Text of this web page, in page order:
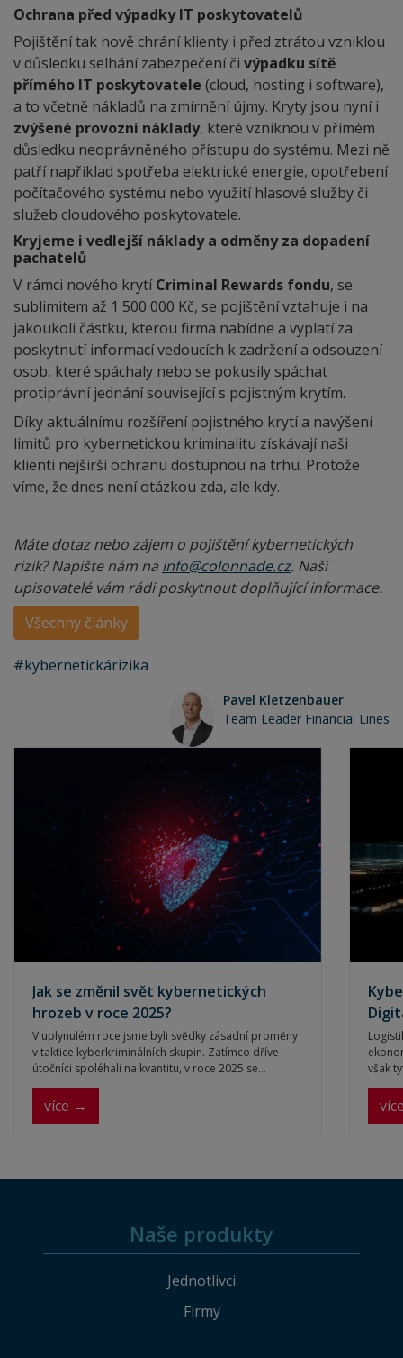
Ochrana před výpadky IT poskytovatelů
Pojištění tak nově chrání klienty i před ztrátou vzniklou
v důsledku selhání zabezpečení či výpadku sítě
přímého IT poskytovatele (cloud, hosting i software),
a to včetně nákladů na zmírnění újmy. Kryty jsou nyní i
zvýšené provozní náklady, které vzniknou v přímém
důsledku neoprávněného přístupu do systému. Mezi ně
patří například spotřeba elektrické energie, opotřebení
počítačového systému nebo využití hlasové služby či
služeb cloudového poskytovatele.
Kryjeme i vedlejší náklady a odměny za dopadení
pachatelů
V rámci nového krytíCriminal Rewards fondu, se
sublimitem až 1 500 000 Kč, se pojištění vztahuje i na
jakoukoli částku, kterou firma nabídne a vyplatí za
poskytnutí informací vedoucích k zadržení a odsouzení
osob, které spáchaly nebo se pokusily spáchat
protiprávní jednání související s pojistným krytím.
Díky aktuálnímu rozšíření pojistného krytí a navýšení
limitů pro kybernetickou kriminalitu získávají naši
klienti nejširší ochranu dostupnou na trhu. Protože
víme, že dnes není otázkou zda, ale kdy.
Máte dotaz nebo zájem o pojištění kybernetických
rizik? Napište nám na info@colonnade.cz. Naši
upisovatelé vám rádi poskytnout doplňující informace.
Všechny články
#kybernetickárizika
Pavel Kletzenbauer
Team Leader Financial Lines
Jak se změnil svět kybernetických
hrozeb v roce 2025?
V uplynulém roce jsme byli svědky zásadní proměny
v taktice kyberkriminálních skupin. Zatímco dříve
útočníci spoléhali na kvantitu, v roce 2025 se
strategie posunula směrem k přesně cíleným
operacím. Připravili jsme pro vás shrnutí
více →
však
Naše produkty
Jednotlivci
Firmy